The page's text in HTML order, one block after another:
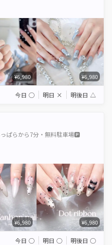
¥6,980 ¥6,980
今日 ◯ 明日 × 明後日 △
っぱらから7分・無料駐車場🅿️
¥6,980 ¥6,980
今日 ◯ 明日 ◯ 明後日 ◯